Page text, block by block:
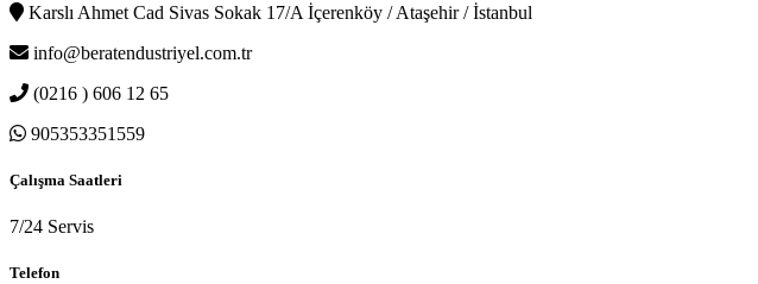
Karslı Ahmet Cad Sivas Sokak 17/A İçerenköy / Ataşehir / İstanbul
info@beratendustriyel.com.tr
(0216 ) 606 12 65
905353351559
Çalışma Saatleri
7/24 Servis
Telefon